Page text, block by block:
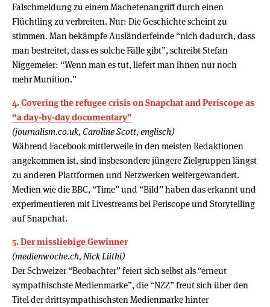
Falschmeldung zu einem Machetenangriff durch einen
Flüchtling zu verbreiten. Nur: Die Geschichte scheint zu
stimmen. Man bekämpfe Ausländerfeinde “nich dadurch, dass
man bestreitet, dass es solche Fälle gibt”, schreibt Stefan
Niggemeier: “Wenn man es tut, liefert man ihnen nur noch
mehr Munition.”
4. Covering the refugee crisis on Snapchat and Periscope as
“a day-by-day documentary”
(journalism.co.uk, Caroline Scott, englisch)
Während Facebook mittlerweile in den meisten Redaktionen
angekommen ist, sind insbesondere jüngere Zielgruppen längst
zu anderen Plattformen und Netzwerken weitergewandert.
Medien wie die BBC, “Time” und “Bild” haben das erkannt und
experimentieren mit Livestreams bei Periscope und Storytelling
auf Snapchat.
5. Der missliebige Gewinner
(medienwoche.ch, Nick Lüthi)
Der Schweizer “Beobachter” feiert sich selbst als “erneut
sympathischste Medienmarke”, die “NZZ” freut sich über den
Titel der drittsympathischsten Medienmarke hinter